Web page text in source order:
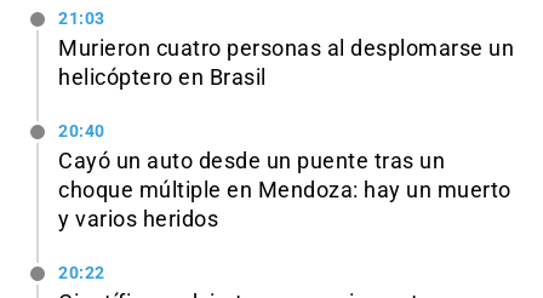
21:03
Murieron cuatro personas al desplomarse un
helicóptero en Brasil
20:40
Cayó un auto desde un puente tras un
choque múltiple en Mendoza: hay un muerto
y varios heridos
20:22